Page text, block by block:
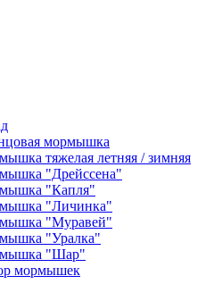
мормышка
тяжелая летняя / зимняя
"Дрейссена"
"Капля"
"Личинка"
"Муравей"
"Уралка"
"Шар"
мормышек